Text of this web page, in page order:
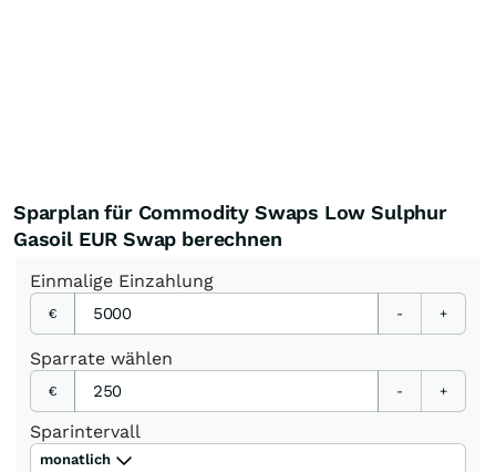
Sparplan für Commodity Swaps Low Sulphur
Gasoil EUR Swap berechnen
Einmalige Einzahlung
€ - +
Sparrate wählen
€ - +
Sparintervall
monatlich